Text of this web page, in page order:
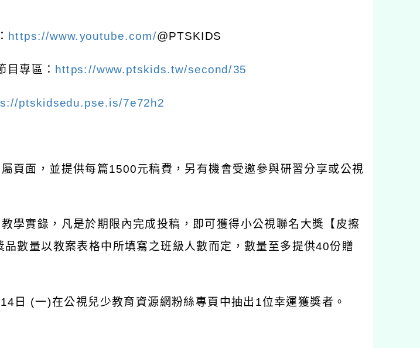
https://www.youtube.com/@PTSKIDS
目專區： https://www.ptskids.tw/second/35
ptskidsedu.pse.is/7e72h2
頁面，並提供每篇1500元稿費，另有機會受邀參與研習分享或公視
學實錄，凡是於期限內完成投稿，即可獲得小公視聯名大獎【皮擦
品數量以教案表格中所填寫之班級人數而定，數量至多提供40份贈
14 日 (一)在公視兒少教育資源網粉絲專頁中抽出 1位幸運獲獎者。